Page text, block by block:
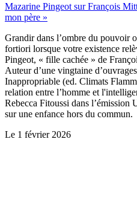
Mazarine Pingeot sur François
mon père »
Grandir dans l’ombre du pouvoir
fortiori lorsque votre existence
Pingeot, « fille cachée » de
Auteur d’une vingtaine
Inappropriable (ed. Climats
relation entre l’homme et
Rebecca Fitoussi dans l’émission
sur une enfance hors du commun.
Le 1 février 2026